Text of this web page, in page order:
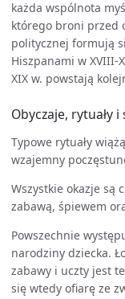
każda wspólnota
którego broni przed
politycznej formują
Hiszpanami w XVIII-
XIX w. powstają
Obyczaje, rytuały i
Typowe rytuały
wzajemny
Wszystkie okazje są
zabawą, śpiewem
Powszechnie
narodziny dziecka.
zabawy i uczty jest
się wtedy ofiarę ze